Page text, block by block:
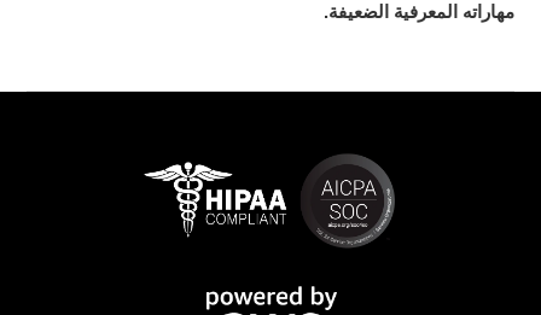
مهاراته المعرفية الضعيفة.